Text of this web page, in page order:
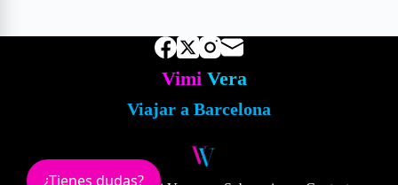
Vimi Vera
Viajar a Barcelona
¿Tienes dudas?